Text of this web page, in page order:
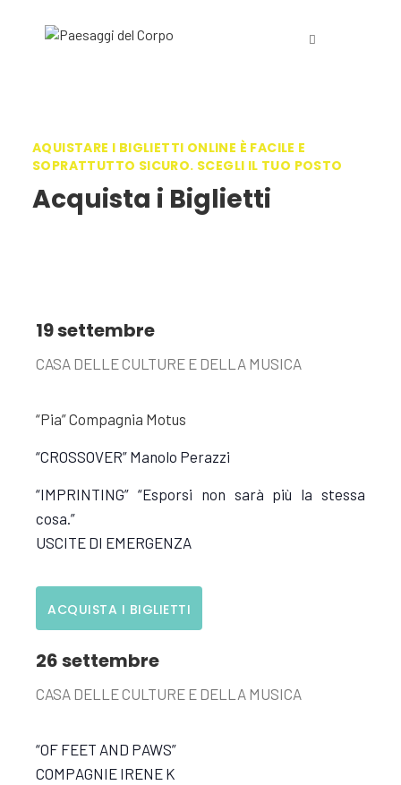
AQUISTARE I BIGLIETTI ONLINE È FACILE E
SOPRATTUTTO SICURO. SCEGLI IL TUO POSTO
Acquista i Biglietti
19 settembre
CASA DELLE CULTURE E DELLA MUSICA
“Pia” Compagnia Motus
“CROSSOVER” Manolo Perazzi
“IMPRINTING” “Esporsi non sarà più la stessa
cosa.”
USCITE DI EMERGENZA
ACQUISTA I BIGLIETTI
26 settembre
CASA DELLE CULTURE E DELLA MUSICA
“OF FEET AND PAWS”
COMPAGNIE IRENE K